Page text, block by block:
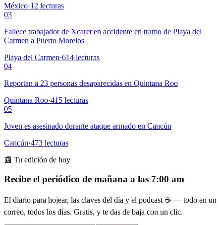
México·12 lecturas
03
Fallece trabajador de Xcaret en accidente en tramo de Playa del
Carmen a Puerto Morelos
Playa del Carmen·614 lecturas
04
Reportan a 23 personas desaparecidas en Quintana Roo
Quintana Roo·415 lecturas
05
Joven es asesinado durante ataque armado en Cancún
Cancún·473 lecturas
📰 Tu edición de hoy
Recibe el periódico de mañana a las 7:00 am
El diario para hojear, las claves del día y el podcast ☕ — todo en un
correo, todos los días. Gratis, y te das de baja con un clic.